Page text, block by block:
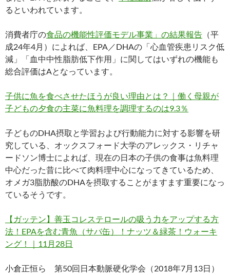
るといわれています。
消費者庁の食品の機能性評価モデル事業」の結果報告 （平
成24年4月）によれば、EPA／DHAの「心血管疾患リスク低
減」「血中中性脂肪低下作用」に関してはいずれの機能も
総合評価はAとなっています。
子供に魚を食べさせたほうが良い理由とは？｜働く母親が
子どもの夕食の主菜に魚料理を調理するのは9.3％
子どものDHA摂取と学習および行動能力に対する影響を研
究している、オックスフォード大学のアレックス・リチャ
ードソン博士によれば、現在の日本の子供の食事は魚料理
中心だった昔に比べて肉料理中心になってきているため、
オメガ3脂肪酸のDHAを摂取することがますます重要になっ
ているそうです。
【ガッテン】善玉コレステロールの吸う力をアップする方
法！EPAを含む青魚（サバ缶）！ナッツ＆緑茶！ウォーキ
ング！｜11月28日
小倉正恒ら 第50回日本動脈硬化学会（2018年7月13日）